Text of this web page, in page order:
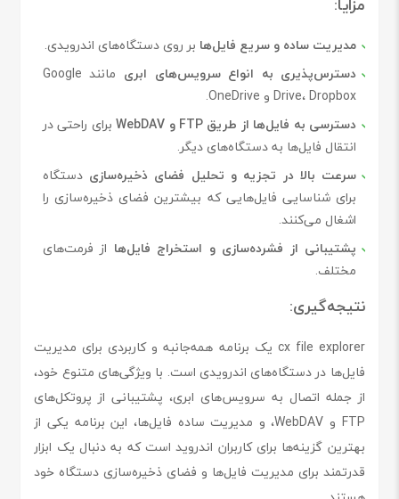
مدیریت ساده و سریع فایل‌ها بر روی دستگاه‌های اندرویدی.
دسترس‌پذیری به انواع سرویس‌های ابری
مانند Google
Drive، Dropbox و OneDrive.
دسترسی به فایل‌ها از طریق FTP و WebDAV
برای راحتی در
انتقال فایل‌ها به دستگاه‌های دیگر.
سرعت بالا در تجزیه و تحلیل فضای ذخیره‌سازی دستگاه
برای شناسایی فایل‌هایی که بیشترین فضای ذخیره‌سازی را
اشغال می‌کنند.
پشتیبانی از فشرده‌سازی و استخراج فایل‌ها از فرمت‌های
مختلف.
نتیجه‌گیری:
cx file explorer یک برنامه همه‌جانبه و کاربردی برای مدیریت
فایل‌ها در دستگاه‌های اندرویدی است. با ویژگی‌های متنوع خود،
از جمله اتصال به سرویس‌های ابری، پشتیبانی از پروتکل‌های
FTP و WebDAV، و مدیریت ساده فایل‌ها، این برنامه یکی از
بهترین گزینه‌ها برای کاربران اندروید است که به دنبال یک ابزار
قدرتمند برای مدیریت فایل‌ها و فضای ذخیره‌سازی دستگاه خود